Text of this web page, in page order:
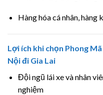
Hàng hóa cá nhân,
Lợi ích khi chọn Phong
Nội đi Gia Lai
Đội ngũ lái xe và nhân
nghiệm